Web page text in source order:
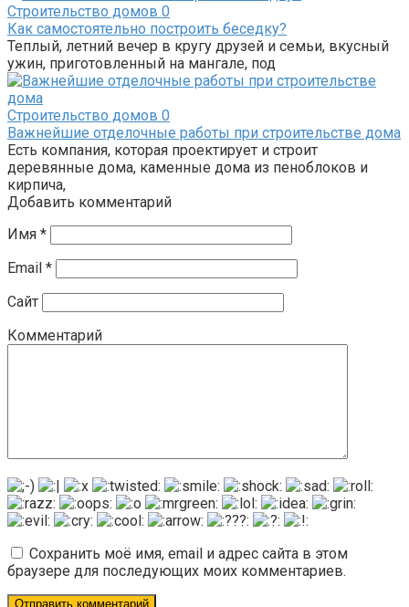
Строительство домов 0
Как самостоятельно построить беседку?
Теплый, летний вечер в кругу друзей и семьи, вкусный
ужин, приготовленный на мангале, под
Строительство домов 0
Важнейшие отделочные работы при строительстве дома
Есть компания, которая проектирует и строит
деревянные дома, каменные дома из пеноблоков и
кирпича,
Добавить комментарий
Имя *
Email *
Сайт
Комментарий
Сохранить моё имя, email и адрес сайта в этом
браузере для последующих моих комментариев.